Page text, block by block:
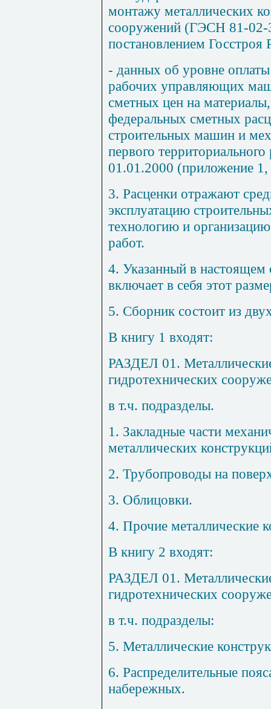
монтажу металлических
сооружений (ГЭСН 81-02-
постановлением
- данных об уровне
рабочих управляющих
сметных цен на материалы,
федеральных сметных
строительных машин и
первого
01.01.2000 (приложение
3. Расценки отражают
эксплуатацию
технологию и
работ.
4. Указанный в настоящем
включает в себя этот
5. Сборник состоит из
В книгу 1 входят:
РАЗДЕЛ 01.
гидротехнических
в т.ч. подразделы.
1. Закладные части
металлических
2. Трубопроводы на
3. Облицовки.
4. Прочие металлические
В книгу 2 входят:
РАЗДЕЛ 01.
гидротехнических
в т.ч. подразделы:
5. Металлические
6. Распределительные
набережных.